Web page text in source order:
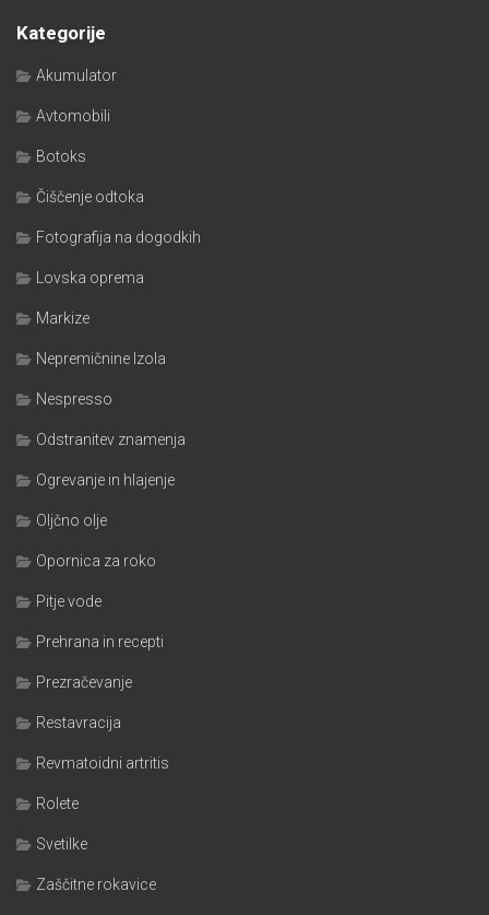
Kategorije
Akumulator
Avtomobili
Botoks
Čiščenje odtoka
Fotografija na dogodkih
Lovska oprema
Markize
Nepremičnine Izola
Nespresso
Odstranitev znamenja
Ogrevanje in hlajenje
Oljčno olje
Opornica za roko
Pitje vode
Prehrana in recepti
Prezračevanje
Restavracija
Revmatoidni artritis
Rolete
Svetilke
Zaščitne rokavice